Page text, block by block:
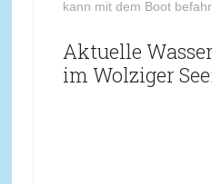
kann mit dem Boot
Aktuelle
im Wolziger See: